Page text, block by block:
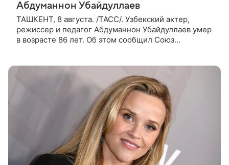
Абдуманнон Убайдуллаев
ТАШКЕНТ, 8 августа. /ТАСС/. Узбекский актер,
режиссер и педагог Абдуманнон Убайдуллаев умер
в возрасте 86 лет. Об этом сообщил Союз